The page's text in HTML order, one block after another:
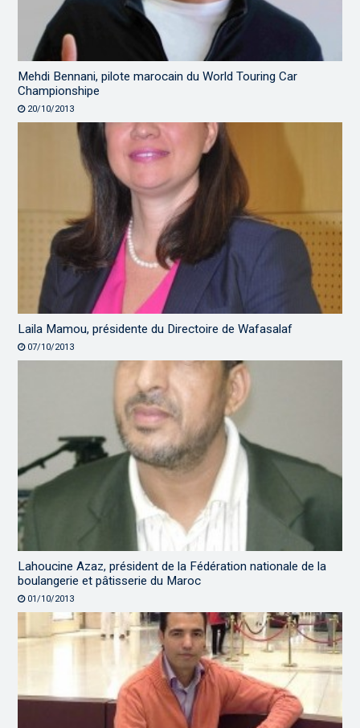
Mehdi Bennani, pilote marocain du World Touring Car
Championshipe
20/10/2013
Laila Mamou, présidente du Directoire de Wafasalaf
07/10/2013
Lahoucine Azaz, président de la Fédération nationale de la
boulangerie et pâtisserie du Maroc
01/10/2013